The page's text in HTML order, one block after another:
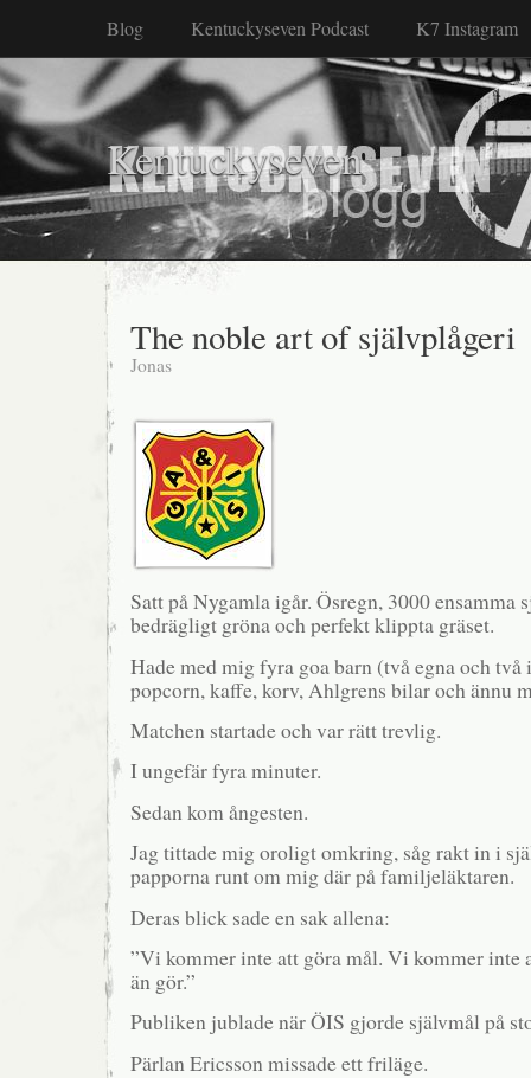
Blog Kentuckyseven Podcast K7 Instagram
Kentuckyseven
The noble art of självplågeri
Jonas
Satt på Nygamla igår. Ösregn, 3000 ensamma
bedrägligt gröna och perfekt klippta gräset.
Hade med mig fyra goa barn (två egna och två
popcorn, kaffe, korv, Ahlgrens bilar och ännu
Matchen startade och var rätt trevlig.
I ungefär fyra minuter.
Sedan kom ångesten.
Jag tittade mig oroligt omkring, såg rakt in i
papporna runt om mig där på familjeläktaren.
Deras blick sade en sak allena:
”Vi kommer inte att göra mål. Vi kommer inte
än gör.”
Publiken jublade när ÖIS gjorde självmål på
Pärlan Ericsson missade ett friläge.